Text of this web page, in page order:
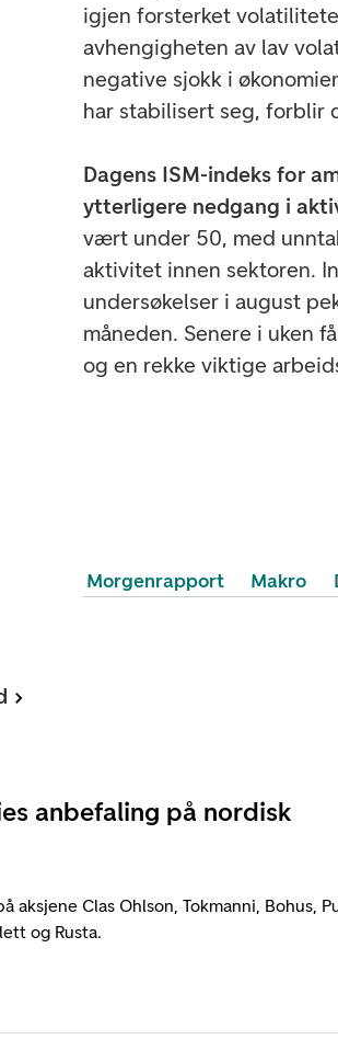
igjen forsterket
avhengigheten av lav
negative sjokk i
har stabilisert seg, forblir
Dagens ISM-indeks for
ytterligere nedgang i
vært under 50, med
aktivitet innen sektoren.
undersøkelser i august
måneden. Senere i uken
og en rekke viktige
Morgenrapport Makro
anbefaling på nordisk
aksjene Clas Ohlson, Tokmanni, Bohus,
og Rusta.